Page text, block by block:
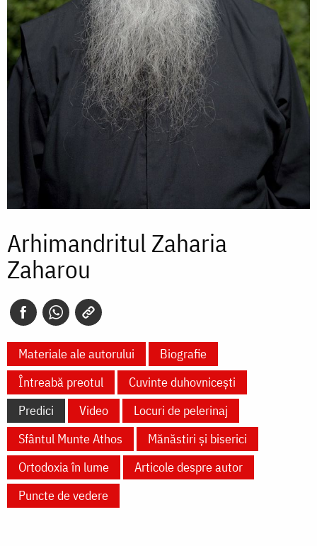
Arhimandritul Zaharia
Zaharou
Materiale ale autorului
Biografie
Întreabă preotul
Cuvinte duhovnicești
Predici
Video
Locuri de pelerinaj
Sfântul Munte Athos
Mănăstiri și biserici
Ortodoxia în lume
Articole despre autor
Puncte de vedere